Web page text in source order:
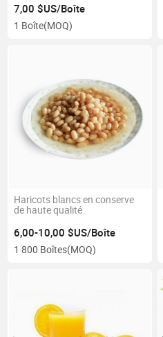
7,00 $US/Boîte
1 Boîte(MOQ)
Haricots blancs en conserve
de haute qualité
6,00-10,00 $US/Boîte
1 800 Boîtes(MOQ)